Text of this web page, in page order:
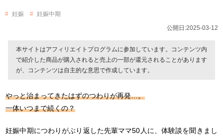
妊娠
妊娠中期
公開日:2025-03-12
本サイトはアフィリエイトプログラムに参加しています。コンテンツ内
で紹介した商品が購入されると売上の一部が還元されることがあります
が、コンテンツは自主的な意思で作成しています。
やっと治まってきたはずのつわりが再発…。
一体いつまで続くの？
妊娠中期につわりがぶり返した先輩ママ50人に、体験談を聞きまし